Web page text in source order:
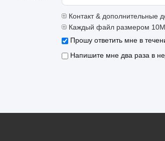
Контакт & дополнительные
Каждый файл размером 10M
Прошу ответить мне в
Напишите мне два раза в